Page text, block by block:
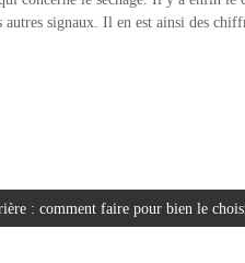
signaux. Il en est ainsi des
: comment faire pour bien le